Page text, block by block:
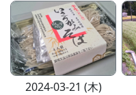
2024-03-21 (木)